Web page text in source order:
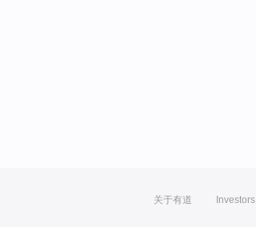
关于有道 Investors